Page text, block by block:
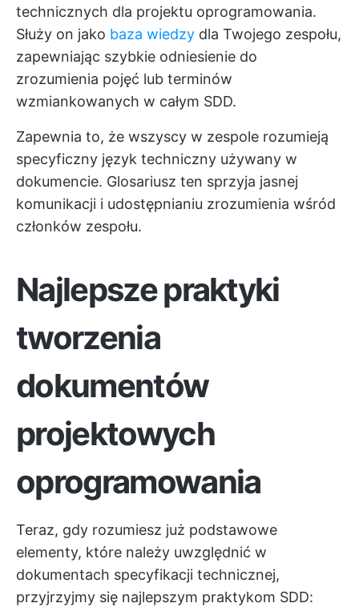
technicznych dla projektu oprogramowania.
Służy on jako baza wiedzy dla Twojego zespołu,
zapewniając szybkie odniesienie do
zrozumienia pojęć lub terminów
wzmiankowanych w całym SDD.
Zapewnia to, że wszyscy w zespole rozumieją
specyficzny język techniczny używany w
dokumencie. Glosariusz ten sprzyja jasnej
komunikacji i udostępnianiu zrozumienia wśród
członków zespołu.
Najlepsze praktyki
tworzenia
dokumentów
projektowych
oprogramowania
Teraz, gdy rozumiesz już podstawowe
elementy, które należy uwzględnić w
dokumentach specyfikacji technicznej,
przyjrzyjmy się najlepszym praktykom SDD: